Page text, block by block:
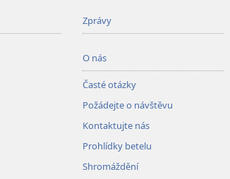
Zprávy
O nás
Časté otázky
Požádejte o návštěvu
Kontaktujte nás
Prohlídky betelu
Shromáždění